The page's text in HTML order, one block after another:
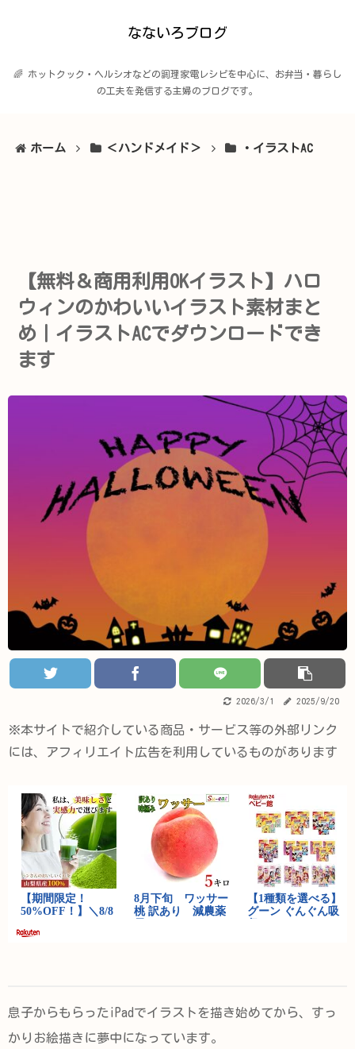
なないろブログ
🌈 ホットクック・ヘルシオなどの調理家電レシピを中心に、お弁当・暮らし
の工夫を発信する主婦のブログです。
ホーム ＜ハンドメイド＞ ・イラストAC
【無料＆商用利用OKイラスト】ハロ
ウィンのかわいいイラスト素材まと
め｜イラストACでダウンロードでき
ます
2026/3/1 2025/9/20
※本サイトで紹介している商品・サービス等の外部リンク
には、アフィリエイト広告を利用しているものがあります
息子からもらったiPadでイラストを描き始めてから、すっ
かりお絵描きに夢中になっています。